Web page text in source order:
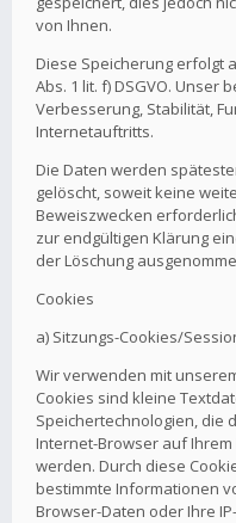
von Ihnen.
Diese Speicherung erfolgt
Abs. 1 lit. f) DSGVO. Unser
Verbesserung, Stabilität,
Internetauftritts.
Die Daten werden
gelöscht, soweit keine
Beweiszwecken
zur endgültigen Klärung
der Löschung
Cookies
a) Sitzungs-Cookies/
Wir verwenden mit
Cookies sind kleine
Speichertechnologien, die
Internet-Browser auf
werden. Durch diese
bestimmte Informationen
Browser-Daten oder Ihre